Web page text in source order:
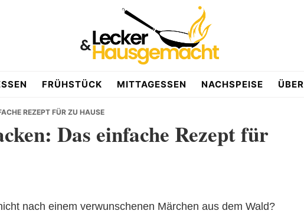
FRÜHSTÜCK MITTAGESSEN NACHSPEISE ÜBER
REZEPT FÜR ZU HAUSE
Das einfache Rezept für
nicht nach einem verwunschenen Märchen aus dem Wald?